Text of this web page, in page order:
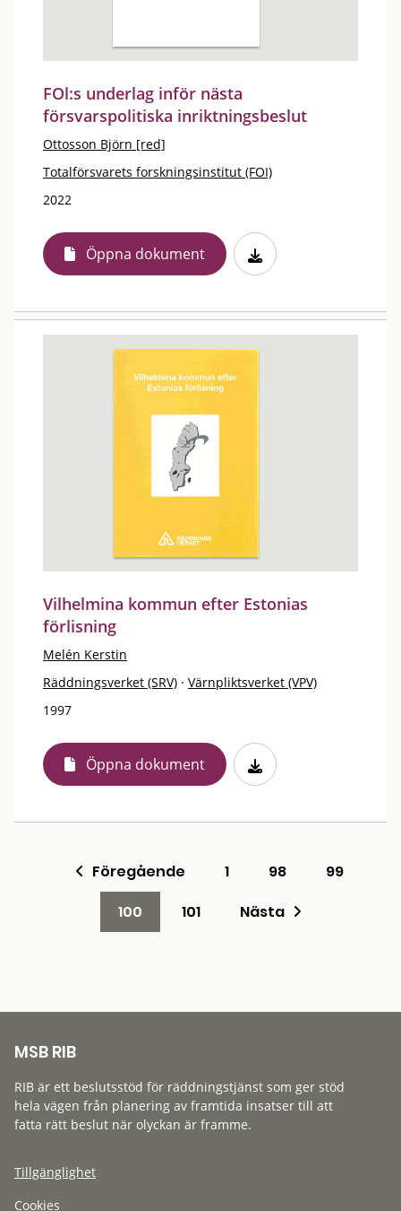
FOl:s underlag inför nästa
försvarspolitiska inriktningsbeslut
Ottosson Björn [red]
Totalförsvarets forskningsinstitut (FOI)
2022
Öppna dokument
Vilhelmina kommun efter Estonias
förlisning
Melén Kerstin
Räddningsverket (SRV) · Värnpliktsverket (VPV)
1997
Öppna dokument
Föregående 1 98
99
100
101 Nästa
MSB RIB
RIB är ett beslutsstöd för räddningstjänst som ger stöd
hela vägen från planering av framtida insatser till att
fatta rätt beslut när olyckan är framme.
Tillgänglighet
Cookies